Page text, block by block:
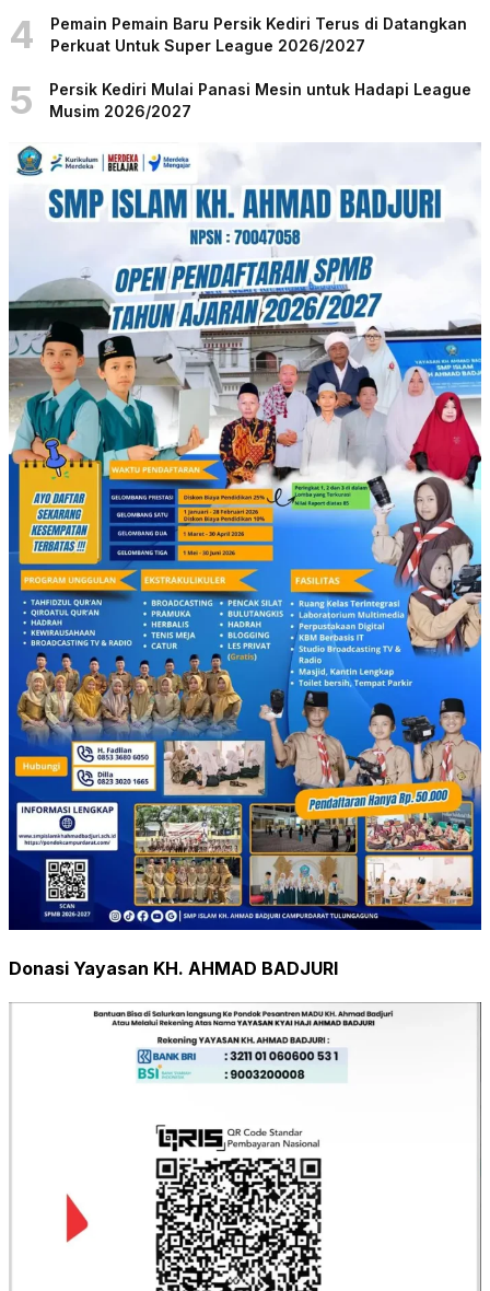
4
Pemain Pemain Baru Persik Kediri Terus di Datangkan
Perkuat Untuk Super League 2026/2027
5
Persik Kediri Mulai Panasi Mesin untuk Hadapi League
Musim 2026/2027
Donasi Yayasan KH. AHMAD BADJURI